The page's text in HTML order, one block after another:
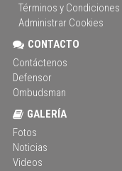
Términos y Condiciones
Administrar Cookies
CONTACTO
Contáctenos
Defensor
Ombudsman
GALERÍA
Fotos
Noticias
Videos